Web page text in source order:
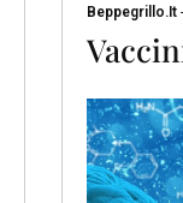
Beppegrillo.it -